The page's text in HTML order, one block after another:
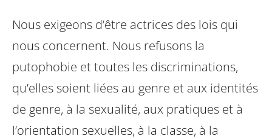
Nous exigeons d’être actrices des lois qui
nous concernent. Nous refusons la
putophobie et toutes les discriminations,
qu’elles soient liées au genre et aux identités
de genre, à la sexualité, aux pratiques et à
l’orientation sexuelles, à la classe, à la